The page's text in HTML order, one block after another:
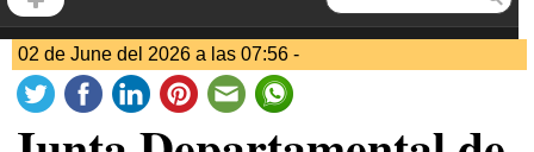
02 de June del 2026 a las 07:56 -